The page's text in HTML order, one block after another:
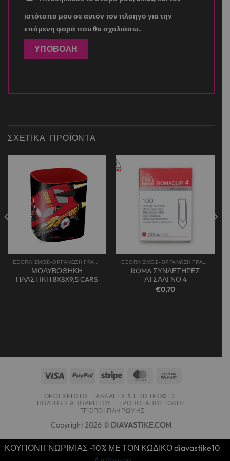
ιστότοπο μου σε αυτόν τον πλοηγό για την
επόμενη φορά που θα σχολιάσω.
ΣΧΕΤΙΚΆ ΠΡΟΪΌΝΤΑ
Add to
wishlist
ΕΞΟΠΛΙΣΜΟΣ-ΟΡΓΑΝΩΣΗ ΓΡΑΦΕΙΟΥ
ΜΟΛΥΒΟΘΗΚΗ
ΠΛΑΣΤΙΚΗ 8X8Χ9,5 CARS
wishlist
ΕΞΟΠΛΙΣΜΟΣ-ΟΡΓΑΝΩΣΗ ΓΡΑΦΕΙΟΥ
ROMA ΣΥΝΔΕΤΗΡΕΣ
ΑΤΣΑΛΙ ΝΟ 4
€0,70
ΌΡΟΙ ΧΡΉΣΗΣ
ΑΛΛΑΓΈΣ & ΕΠΙΣΤΡΟΦΈΣ
ΠΟΛΙΤΙΚΉ ΑΠΟΡΡΉΤΟΥ
ΤΡΌΠΟΙ ΑΠΟΣΤΟΛΉΣ
ΤΡΌΠΟΙ ΠΛΗΡΩΜΉΣ
Copyright 2026 © DIAVASTIKE.COM
ΚΟΥΠΟΝΙ ΓΝΩΡΙΜΙΑΣ -10% ΜΕ ΤΟΝ ΚΩΔΙΚΟ diavastike10